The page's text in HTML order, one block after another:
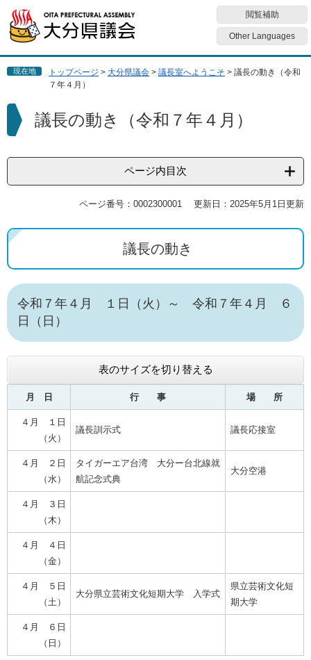
ジ
先
す
ュ
を
し
本
閲覧補助
Other Languages
現在地 トップページ > 大分県議会 > 議長室へようこそ > 議長の動き（令和
７年４月）
本
議長の動き（令和７年４月）
ページ内目次
ページ番号：0002300001 更新日：2025年5月1日更新
議長の動き
令和７年４月 １日（火）～ 令和７年４月 ６
日（日）
表のサイズを切り替える
月 日 行 事 場 所
４月 １日
（火）
議長訓示式 議長応接室
４月 ２日
（水）
タイガーエア台湾 大分ー台北線就
航記念式典
大分空港
４月 ３日
（木）
４月 ４日
（金）
４月 ５日
（土）
大分県立芸術文化短期大学 入学式
県立芸術文化短
期大学
４月 ６日
（日）